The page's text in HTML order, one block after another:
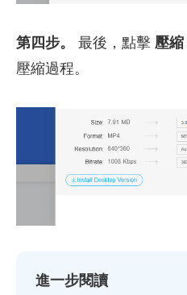
第四步。 最後，點擊 壓縮
壓縮過程。
進一步閱讀